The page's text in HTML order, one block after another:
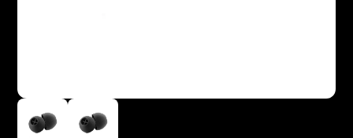
Gehoor per categorie